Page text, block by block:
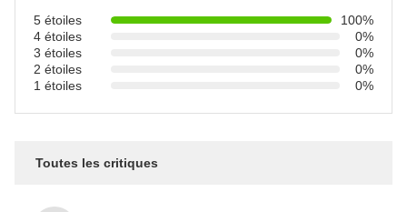
5 étoiles
100%
4 étoiles
0%
3 étoiles
0%
2 étoiles
0%
1 étoiles
0%
Toutes les critiques